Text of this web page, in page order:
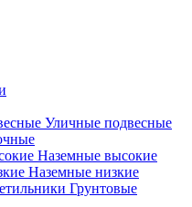
Уличные подвесные
Наземные высокие
Наземные низкие
Грунтовые